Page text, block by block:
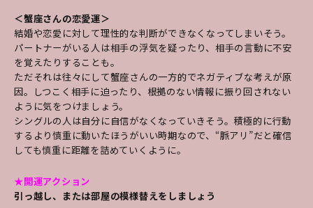
＜蟹座さんの恋愛運＞
結婚や恋愛に対して理性的な判断ができなくなってしまいそう。
パートナーがいる人は相手の浮気を疑ったり、相手の言動に不安
を覚えたりすることも。
ただそれは往々にして蟹座さんの一方的でネガティブな考えが原
因。しつこく相手に迫ったり、根拠のない情報に振り回されない
ように気をつけましょう。
シングルの人は自分に自信がなくなっていきそう。積極的に行動
するより慎重に動いたほうがいい時期なので、“脈アリ”だと確信
しても慎重に距離を詰めていくように。
★開運アクション
引っ越し、または部屋の模様替えをしましょう